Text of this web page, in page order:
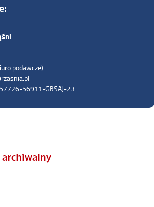
podawcze)
56911-GBSAJ-23